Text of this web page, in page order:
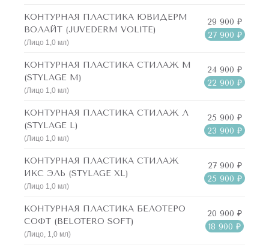
КОНТУРНАЯ ПЛАСТИКА ЮВИДЕРМ
ВОЛАЙТ (JUVEDERM VOLITE)
(Лицо 1,0 мл)
29 900 ₽
27 900 ₽
КОНТУРНАЯ ПЛАСТИКА СТИЛАЖ М
(STYLAGE М)
(Лицо 1,0 мл)
24 900 ₽
22 900 ₽
КОНТУРНАЯ ПЛАСТИКА СТИЛАЖ Л
(STYLAGE L)
(Лицо 1,0 мл)
25 900 ₽
23 900 ₽
КОНТУРНАЯ ПЛАСТИКА СТИЛАЖ
ИКС ЭЛЬ (STYLAGE XL)
(Лицо 1,0 мл)
27 900 ₽
25 900 ₽
КОНТУРНАЯ ПЛАСТИКА БЕЛОТЕРО
СОФТ (BELOTERO SOFT)
(Лицо, 1,0 мл)
20 900 ₽
18 900 ₽